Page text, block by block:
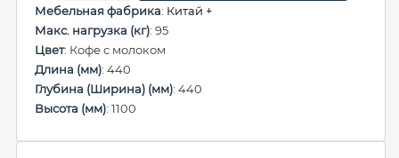
Мебельная фабрика: Китай +
Макс. нагрузка (кг): 95
Цвет: Кофе с молоком
Длина (мм): 440
Глубина (Ширина) (мм): 440
Высота (мм): 1100